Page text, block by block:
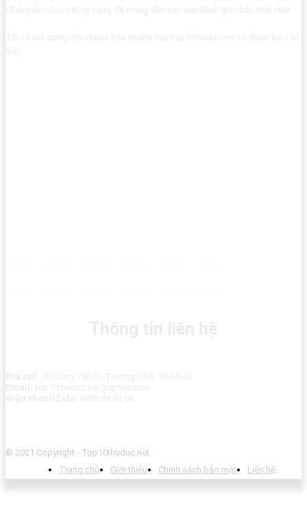
© 2021 Copyright - Top10thuduc.net
Trang chủ
Giới thiệu Chính sách bảo mật Liên hệ